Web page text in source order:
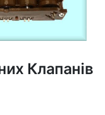
Клапанів